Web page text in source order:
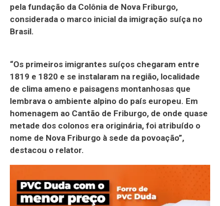
pela fundação da Colônia de Nova Friburgo,
considerada o marco inicial da imigração suíça no
Brasil.
“Os primeiros imigrantes suíços chegaram entre
1819 e 1820 e se instalaram na região, localidade
de clima ameno e paisagens montanhosas que
lembrava o ambiente alpino do país europeu. Em
homenagem ao Cantão de Friburgo, de onde quase
metade dos colonos era originária, foi atribuído o
nome de Nova Friburgo à sede da povoação”,
destacou o relator.